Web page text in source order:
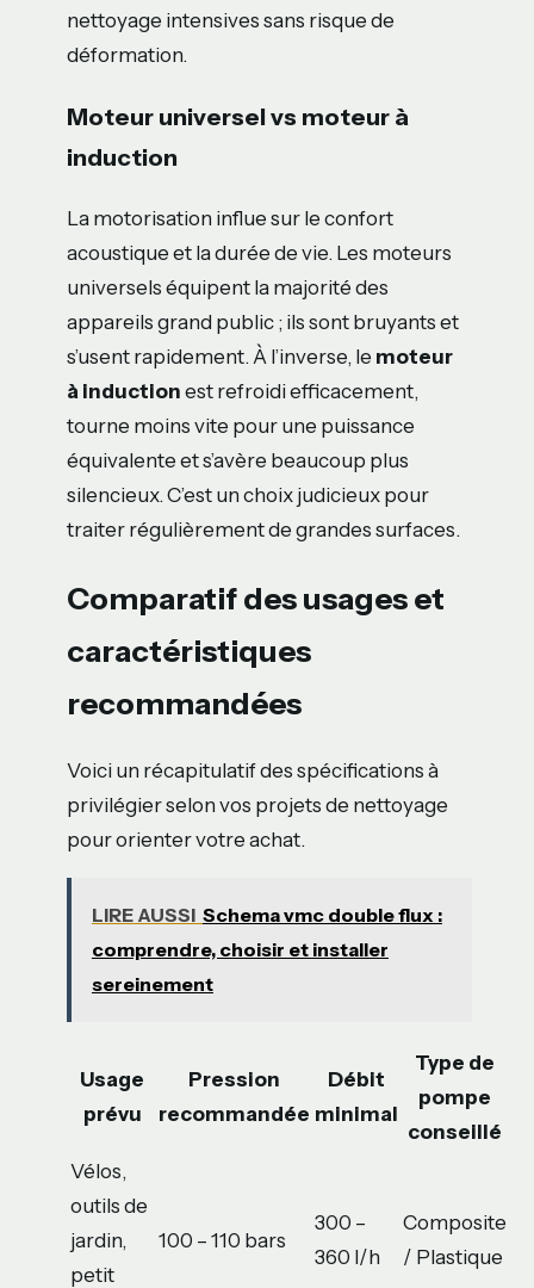
nettoyage intensives sans risque de
déformation.
Moteur universel vs moteur à
induction
La motorisation influe sur le confort
acoustique et la durée de vie. Les moteurs
universels équipent la majorité des
appareils grand public ; ils sont bruyants et
s’usent rapidement. À l’inverse, le moteur
à induction est refroidi efficacement,
tourne moins vite pour une puissance
équivalente et s’avère beaucoup plus
silencieux. C’est un choix judicieux pour
traiter régulièrement de grandes surfaces.
Comparatif des usages et
caractéristiques
recommandées
Voici un récapitulatif des spécifications à
privilégier selon vos projets de nettoyage
pour orienter votre achat.
LIRE AUSSI Schema vmc double flux :
comprendre, choisir et installer
sereinement
Usage
prévu
Pression
recommandée
Débit
minimal
Type de
pompe
conseillé
Vélos,
outils de
jardin,
petit
100 – 110 bars
300 –
360 l/h
Composite
/ Plastique